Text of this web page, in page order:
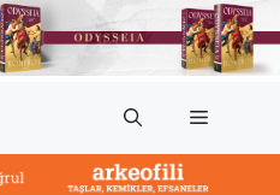
Menü